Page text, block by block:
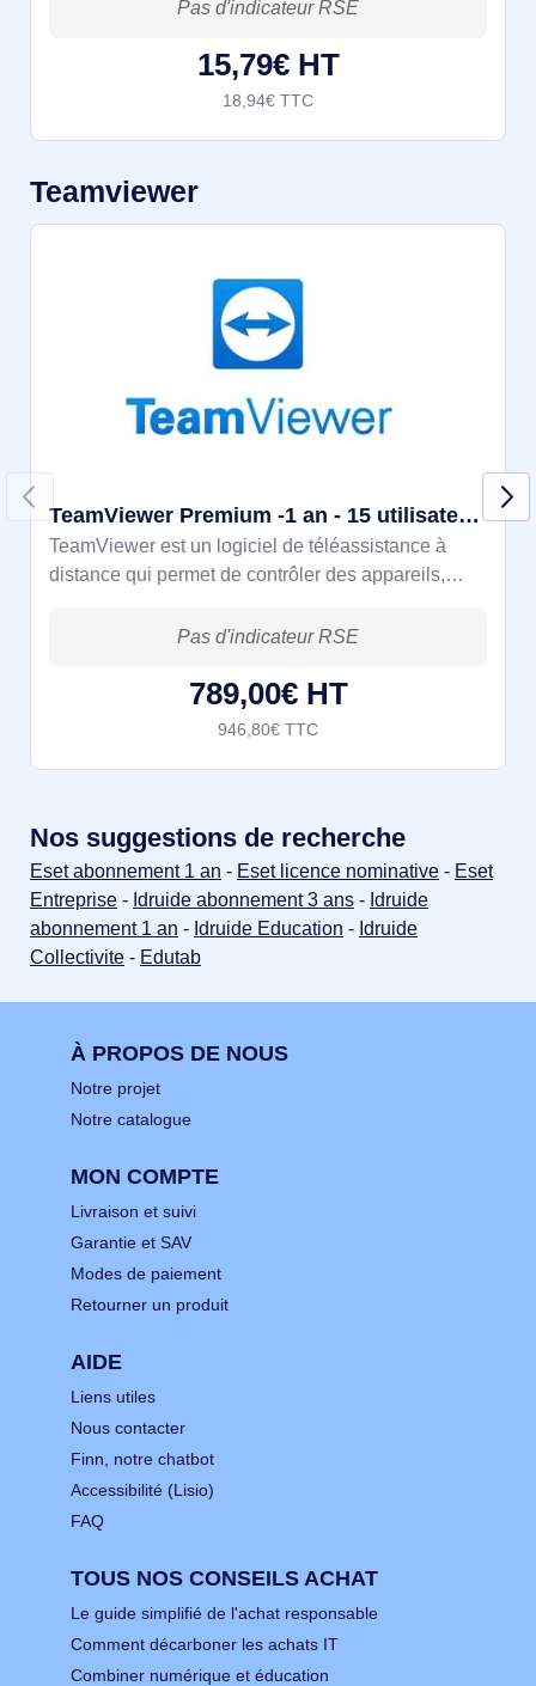
15,79€ HT
18,94€ TTC
Teamviewer
TeamViewer Premium -1 an - 15 utilisateurs - Entreprise
TeamViewer est un logiciel de téléassistance à
distance qui permet de contrôler des appareils,
où que vous soyez.
789,00€ HT
946,80€ TTC
Nos suggestions de recherche
Eset abonnement 1 an - Eset licence nominative - Eset
Entreprise - Idruide abonnement 3 ans - Idruide
abonnement 1 an - Idruide Education - Idruide
Collectivite - Edutab
À PROPOS DE NOUS
Notre projet
Notre catalogue
MON COMPTE
Livraison et suivi
Garantie et SAV
Modes de paiement
Retourner un produit
AIDE
Liens utiles
Nous contacter
Finn, notre chatbot
Accessibilité (Lisio)
FAQ
TOUS NOS CONSEILS ACHAT
Le guide simplifié de l'achat responsable
Comment décarboner les achats IT
Combiner numérique et éducation